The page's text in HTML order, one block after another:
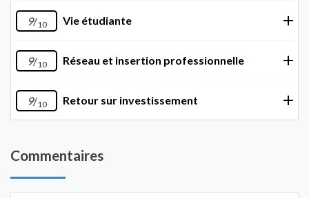
9/10 Vie étudiante
9/10 Réseau et insertion professionnelle
9/10 Retour sur investissement
Commentaires